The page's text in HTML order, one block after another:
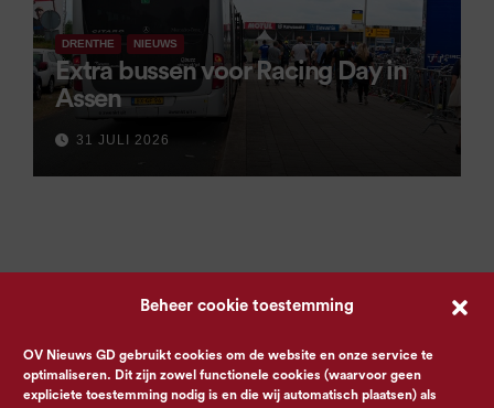
Beheer cookie toestemming
OV Nieuws GD gebruikt cookies om de website en onze service te
optimaliseren. Dit zijn zowel functionele cookies (waarvoor geen
expliciete toestemming nodig is en die wij automatisch plaatsen) als
DRENTHE NIEUWS
Extra bussen voor Racing Day in
Assen
31 JULI 2026